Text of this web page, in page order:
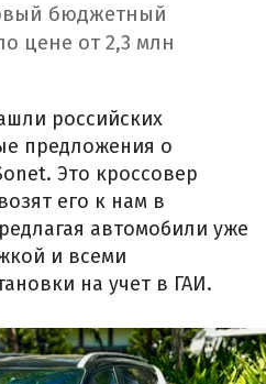
бюджетный
цене от 2,3 млн
российских
предложения о
Это кроссовер
его к нам в
автомобили уже
и всеми
на учет в ГАИ.